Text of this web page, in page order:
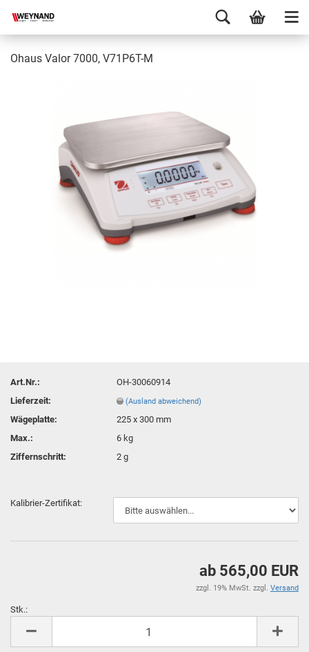
Ohaus Valor 7000, V71P6T-M
Art.Nr.:
OH-30060914
Lieferzeit:
(Ausland abweichend)
Wägeplatte:
225 x 300 mm
Max.:
6 kg
Ziffernschritt:
2 g
Kalibrier-Zertifikat:
ab 565,00 EUR
zzgl. 19% MwSt. zzgl. Versand
Stk.: